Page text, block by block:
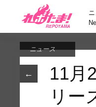
←
ニュース
11月
リー